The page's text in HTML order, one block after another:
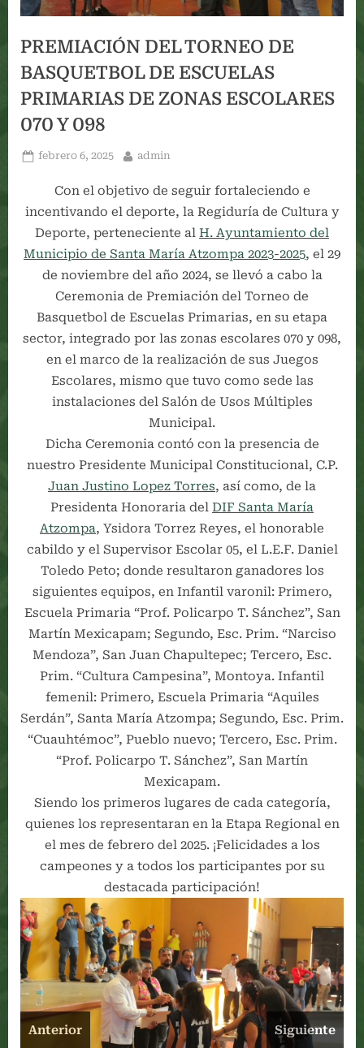
PREMIACIÓN DEL TORNEO DE
BASQUETBOL DE ESCUELAS
PRIMARIAS DE ZONAS ESCOLARES
070 Y 098
Posted
febrero 6, 2025 By
admin
Con el objetivo de seguir fortaleciendo e
incentivando el deporte, la Regiduría de Cultura y
Deporte, perteneciente al H. Ayuntamiento del
Municipio de Santa María Atzompa 2023-2025, el 29
de noviembre del año 2024, se llevó a cabo la
Ceremonia de Premiación del Torneo de
Basquetbol de Escuelas Primarias, en su etapa
sector, integrado por las zonas escolares 070 y 098,
en el marco de la realización de sus Juegos
Escolares, mismo que tuvo como sede las
instalaciones del Salón de Usos Múltiples
Municipal.
Dicha Ceremonia contó con la presencia de
nuestro Presidente Municipal Constitucional, C.P.
Juan Justino Lopez Torres, así como, de la
Presidenta Honoraria del DIF Santa María
Atzompa, Ysidora Torrez Reyes, el honorable
cabildo y el Supervisor Escolar 05, el L.E.F. Daniel
Toledo Peto; donde resultaron ganadores los
siguientes equipos, en Infantil varonil: Primero,
Escuela Primaria “Prof. Policarpo T. Sánchez”, San
Martín Mexicapam; Segundo, Esc. Prim. “Narciso
Mendoza”, San Juan Chapultepec; Tercero, Esc.
Prim. “Cultura Campesina”, Montoya. Infantil
femenil: Primero, Escuela Primaria “Aquiles
Serdán”, Santa María Atzompa; Segundo, Esc. Prim.
“Cuauhtémoc”, Pueblo nuevo; Tercero, Esc. Prim.
“Prof. Policarpo T. Sánchez”, San Martín
Mexicapam.
Siendo los primeros lugares de cada categoría,
quienes los representaran en la Etapa Regional en
el mes de febrero del 2025. ¡Felicidades a los
campeones y a todos los participantes por su
destacada participación!
Anterior Siguiente